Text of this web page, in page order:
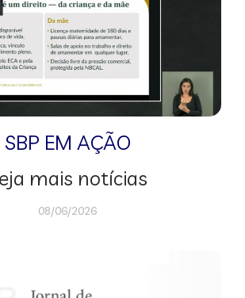
SBP EM AÇÃO
mais notícias
08/06/2026